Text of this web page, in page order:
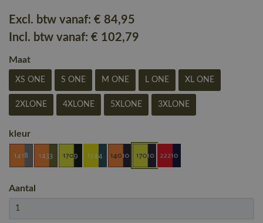
Excl. btw vanaf: € 84,95
Incl. btw vanaf: € 102,79
Maat
XS ONE S ONE M ONE L ONE XL ONE
2XLONE 4XLONE 5XLONE 3XLONE
kleur
Aantal